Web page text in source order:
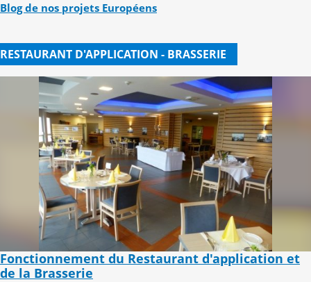
Blog de nos projets Européens
RESTAURANT D'APPLICATION - BRASSERIE
Fonctionnement du Restaurant d'application et
de la Brasserie